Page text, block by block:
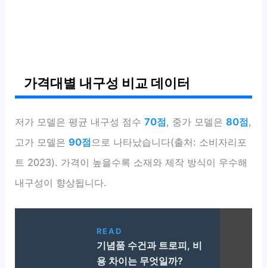
가격대별 내구성 비교 데이터
저가 모델은 평균 내구성 점수70점, 중가 모델은80점,
고가 모델은 90점으로 나타났습니다(출처: 소비자리포
트 2023). 가격이 높을수록 소재와 제작 방식이 우수해
내구성이 향상됩니다.
READ
기념품 수건과 트로피, 비
용 차이는 무엇일까?